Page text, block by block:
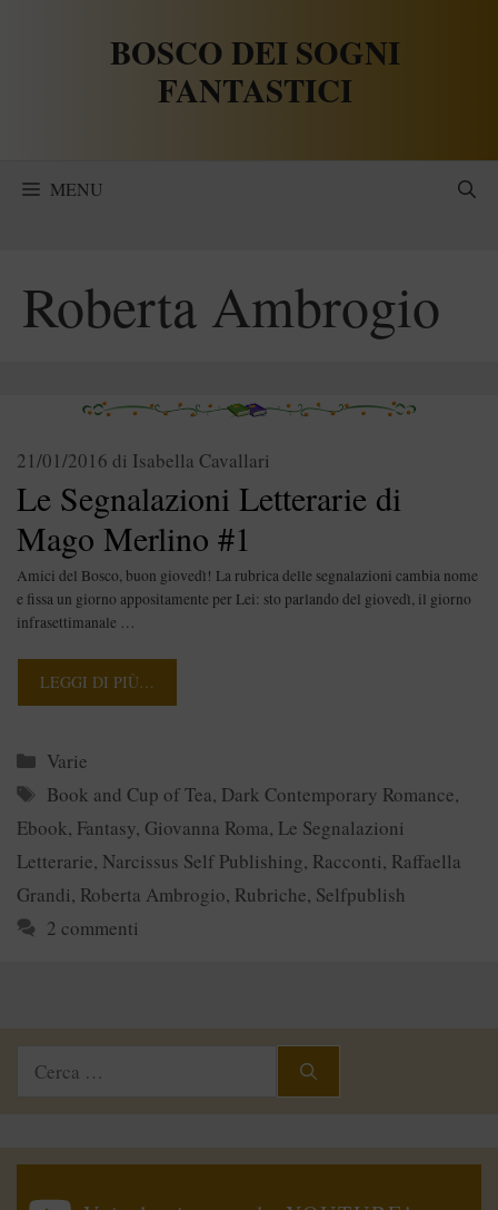
BOSCO DEI SOGNI
FANTASTICI
MENU
Roberta Ambrogio
Le Segnalazioni Letterarie di
Mago Merlino #1
21/01/2016 di Isabella Cavallari
Amici del Bosco, buon giovedì! La rubrica delle segnalazioni cambia nome
e fissa un giorno appositamente per Lei: sto parlando del giovedì, il giorno
infrasettimanale …
LEGGI DI PIÙ…
Categorie
Varie
Tag
Book and Cup of Tea, Dark Contemporary Romance,
Ebook, Fantasy, Giovanna Roma, Le Segnalazioni
Letterarie, Narcissus Self Publishing, Racconti, Raffaella
Grandi, Roberta Ambrogio, Rubriche, Selfpublish
2 commenti
Ricerca